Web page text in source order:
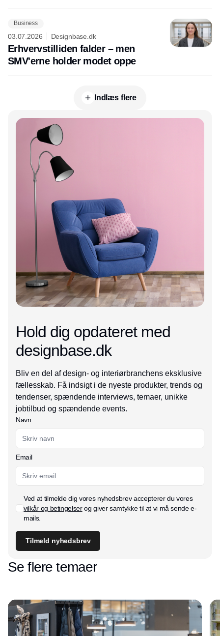
Business
03.07.2026 Designbase.dk
Erhvervstilliden falder – men
SMV'erne holder modet oppe
Indlæs flere
Annonce
Hold dig opdateret med
designbase.dk
Bliv en del af design- og interiørbranchens eksklusive
fællesskab. Få indsigt i de nyeste produkter, trends og
tendenser, spændende interviews, temaer, unikke
jobtilbud og spændende events.
Navn
Email
Ved at tilmelde dig vores nyhedsbrev accepterer du vores
vilkår og betingelserog giver samtykke til at vi må sende e-
mails.
Tilmeld nyhedsbrev
Se flere temaer